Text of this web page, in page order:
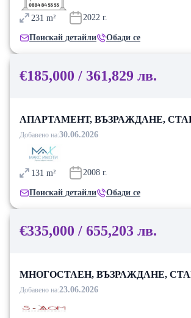
231 m² 2022 г.
Поискай детайли Обади се
€185,000 / 361,829 лв.
АПАРТАМЕНТ, ВЪЗРАЖДАНЕ,
ЗАГОРА
Добавено на:30.06.2026
131 m² 2008 г.
Поискай детайли Обади се
€335,000 / 655,203 лв.
МНОГОСТАЕН, ВЪЗРАЖДАНЕ,
ЗАГОРА
Добавено на:23.06.2026